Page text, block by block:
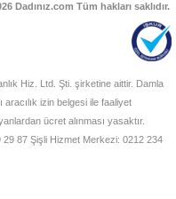
Dadınız.com Tüm hakları saklıdır.
Hiz. Ltd. Şti. şirketine aittir. Damla
izin belgesi ile faaliyet
ücret alınması yasaktır.
87 Şişli Hizmet Merkezi: 0212 234